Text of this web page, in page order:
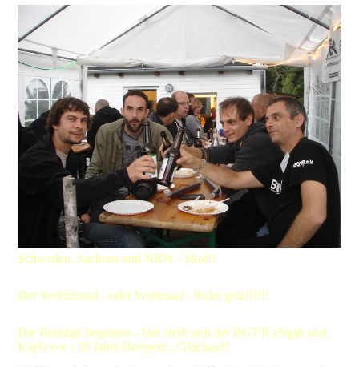
Schweden, Sachsen und NRW - Skol!!
Der Vorführsaal - oder Wartesaal - Ruhe getz!!!!!!
Die Beiträge beginnen - hier stellt sich der BGVR (Siggi und
Kapl) vor - 10 Jahre Beetpott... Glückauf!